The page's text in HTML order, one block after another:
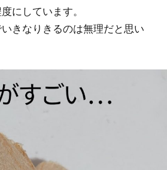
にしています。
きなりきるのは無理だと思い